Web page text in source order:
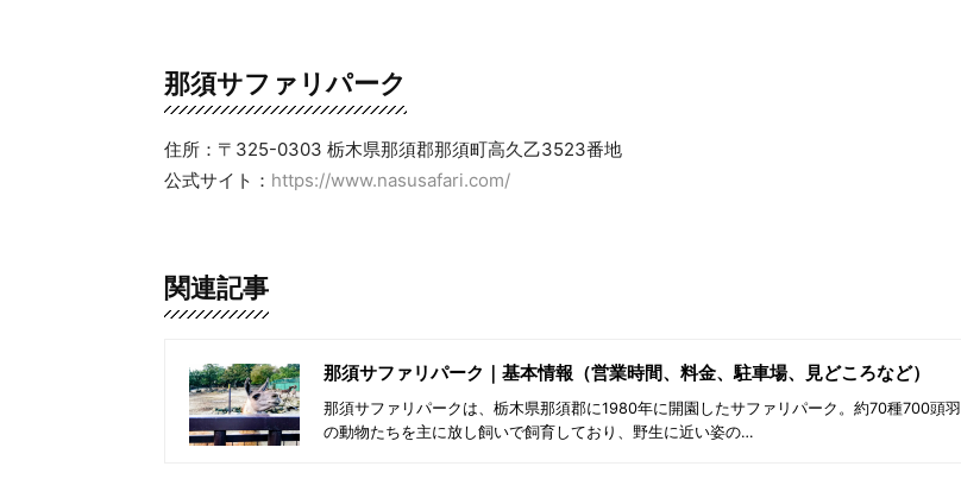
那須サファリパーク
住所：〒325-0303 栃木県那須郡那須町高久乙3523番地
公式サイト： https://www.nasusafari.com/
関連記事
那須サファリパーク｜基本情報（営業時間、料金、駐車場、見どころなど）
那須サファリパークは、栃木県那須郡に1980年に開園したサファリパーク。約70種700頭羽
の動物たちを主に放し飼いで飼育しており、野生に近い姿の…